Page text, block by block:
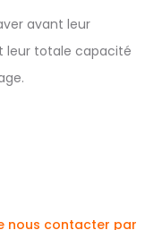
avant leur
leur totale capacité
nous contacter par